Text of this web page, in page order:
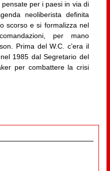
per i paesi in via di
neoliberista definita
scorso e si formalizza nel
per mano
Prima del W.C. c’era il
1985 dal Segretario del
per combattere la crisi